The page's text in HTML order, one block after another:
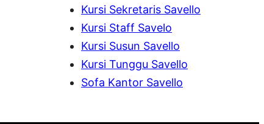
Kursi Sekretaris Savello
Kursi Staff Savelo
Kursi Susun Savello
Kursi Tunggu Savello
Sofa Kantor Savello